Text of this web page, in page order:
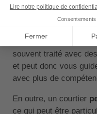
Un courtier a accès à
produits de prêt, ce
votre situation. De
souvent traité avec
et peut donc vous
avec plus de
En outre, un courtier
ce qui peut être